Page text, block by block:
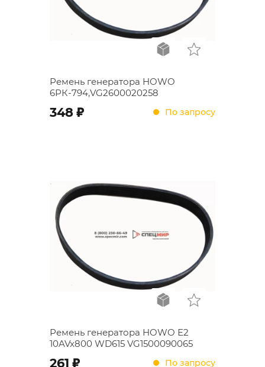
Ремень генератора HOWO
6РК-794,VG2600020258
348 ; По запросу
Ремень генератора HOWO Е2
10AVx800 WD615 VG1500090065
261 ; По запросу